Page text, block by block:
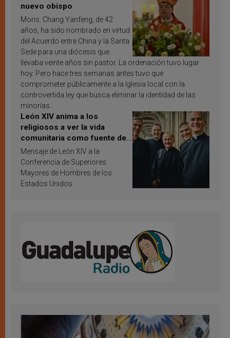
nuevo obispo
Mons. Chang Yanfeng, de 42
años, ha sido nombrado en virtud
del Acuerdo entre China y la Santa
Sede para una diócesis que
llevaba veinte años sin pastor. La ordenación tuvo lugar
hoy. Pero hace tres semanas antes tuvo que
comprometer públicamente a la Iglesia local con la
controvertida ley que busca eliminar la identidad de las
minorías.
León XIV anima a los
religiosos a ver la vida
comunitaria como fuente de
inspiración y santificación
Mensaje de León XIV a la
Conferencia de Superiores
Mayores de Hombres de los
Estados Unidos